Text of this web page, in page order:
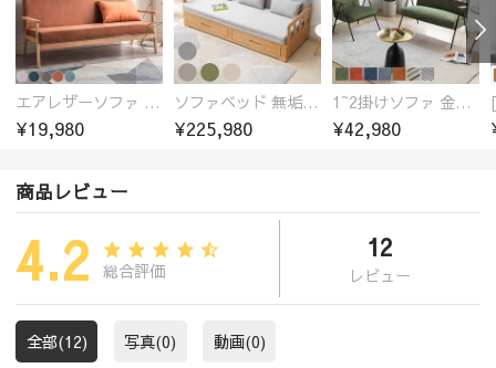
エアレザーソファ おしゃれ 無地 1人用 二人掛け 3人掛け
¥19,980
ソファベッド 無垢材フレーム
¥225,980
1~2掛けソファ 金属フレーム 高反発ウレタン
¥42,980
商品レビュー
4.2 総合評価
12
レビュー
全部(12) 写真(0) 動画(0)